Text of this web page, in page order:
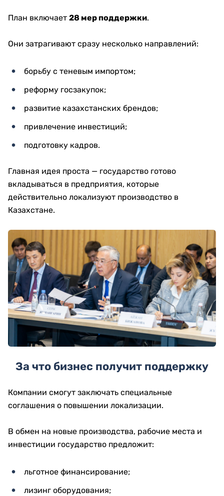
План включает 28 мер поддержки.
Они затрагивают сразу несколько направлений:
борьбу с теневым импортом;
реформу госзакупок;
развитие казахстанских брендов;
привлечение инвестиций;
подготовку кадров.
Главная идея проста — государство готово
вкладываться в предприятия, которые
действительно локализуют производство в
Казахстане.
За что бизнес получит поддержку
Компании смогут заключать специальные
соглашения о повышении локализации.
В обмен на новые производства, рабочие места и
инвестиции государство предложит:
льготное финансирование;
лизинг оборудования;